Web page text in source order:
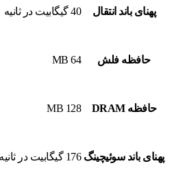
پهنای باند انتقال 40 گیگابیت در ثانیه
حافظه فلش 64 MB
حافظه DRAM 128 MB
پهنای باند سوئیچینگ 176 گیگابیت در ثانیه